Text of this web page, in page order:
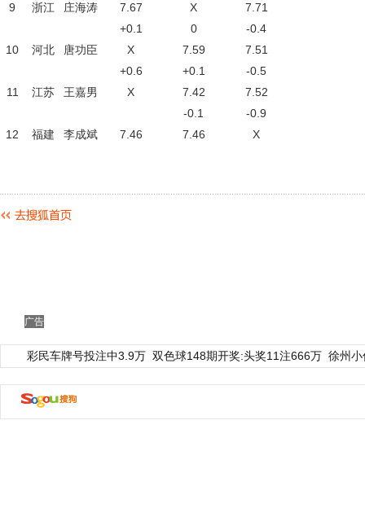
9
浙江 庄海涛 7.67 X
7.71
+0.1
0
-0.4
10
河北 唐功臣 X 7.59
7.51
+0.6
+0.1
-0.5
11
江苏 王嘉男 X 7.42
7.52
-0.1
-0.9
12
福建 李成斌 7.46 7.46 X
广告
彩民车牌号投注中3.9万 双色球148期开奖:头奖11注666万 徐州